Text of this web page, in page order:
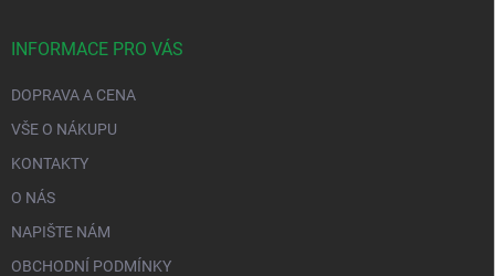
INFORMACE PRO VÁS
DOPRAVA A CENA
VŠE O NÁKUPU
KONTAKTY
O NÁS
NAPIŠTE NÁM
OBCHODNÍ PODMÍNKY